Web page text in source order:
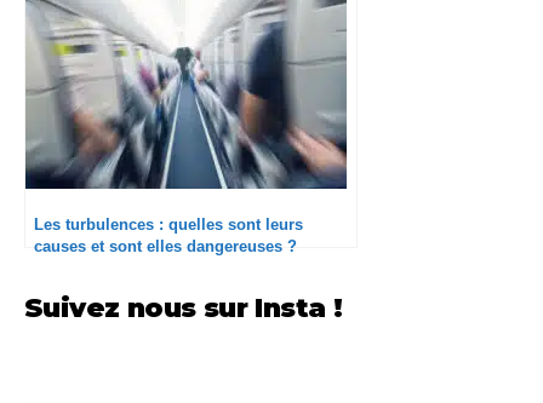
Les turbulences : quelles sont leurs
causes et sont elles dangereuses ?
Suivez nous sur Insta !